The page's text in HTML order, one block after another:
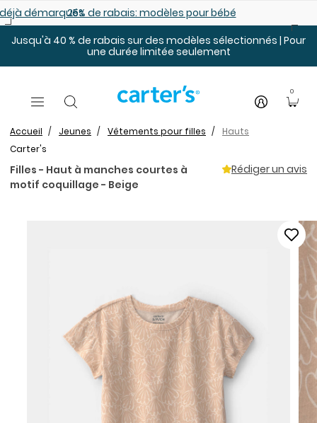
démarqués25% de rabais: modèles pour bébé
Jusqu'à 40 % de rabais sur des modèles sélectionnés | Pour
une durée limitée seulement
0
Accueil Jeunes Vêtements pour filles
Hauts
Carter's
Filles - Haut à manches courtes à
motif coquillage - Beige
Rédiger un avis